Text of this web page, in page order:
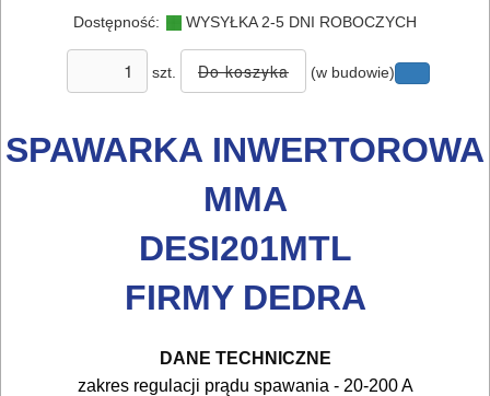
ELEKTRONARZĘDZIA
AKUMULATOROWE
OSPRZĘT
I
AKCESORIA
ELEKTRONARZĘDZI
MAGAZYNOWANIE
TRANSPORTOWANIE
Dostępność: WYSYŁKA 2-5 DNI ROBOCZYCH
szt. (w budowie)
SPAWARKA INWERTOROWA
MMA
DESI201MTL
FIRMY DEDRA
DANE TECHNICZNE
zakres regulacji prądu spawania - 20-200 A